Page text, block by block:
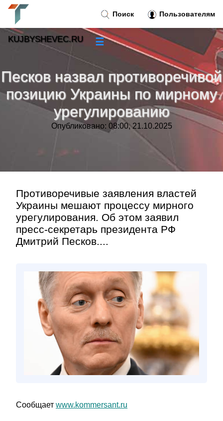
Песков назвал противоречивой
позицию Украины по мирному
урегулированию
Опубликовано: 08:00, 21.10.2025
Противоречивые заявления властей
Украины мешают процессу мирного
урегулирования. Об этом заявил
пресс-секретарь президента РФ
Дмитрий Песков....
Сообщает www.kommersant.ru
Поиск Пользователям
KUJBYSHEVEC.RU ☰
Новости»
Тренды новостей»
Рубрики»
Контакт»